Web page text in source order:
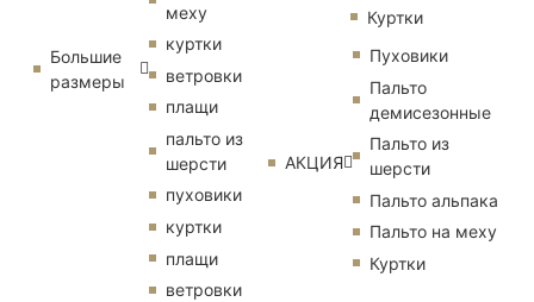
Большие
размеры
меху
куртки
ветровки
плащи
пальто из
шерсти
пуховики
куртки
плащи
ветровки
Куртки
АКЦИЯ
Пуховики
Пальто
демисезонные
Пальто из
шерсти
Пальто альпака
Пальто на меху
Куртки